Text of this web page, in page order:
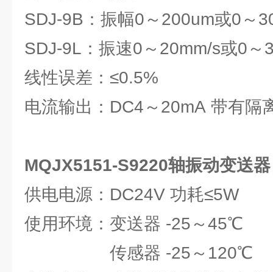
SDJ-9B：振幅0～200um或0～
SDJ-9L：振速0～20mm/s或0～
线性误差：≤0.5%
电流输出：DC4～20mA 带有隔
MQJX5151-S9220轴振动变送器
供电电源：DC24V 功耗≤5W
使用环境：变送器 -25～45℃
传感器 -25～120℃